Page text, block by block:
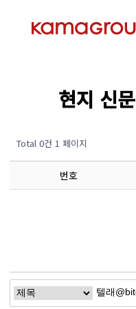
현지 신
Total 0건 1 페이지
번호